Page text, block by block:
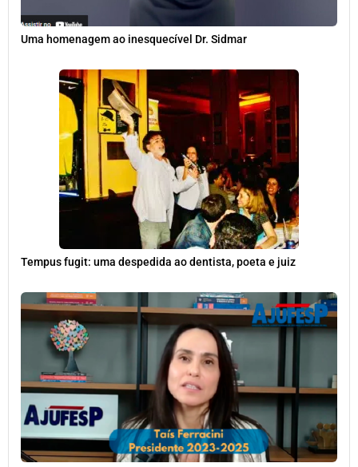
Uma homenagem ao inesquecível Dr. Sidmar
Tempus fugit: uma despedida ao dentista, poeta e juiz